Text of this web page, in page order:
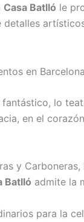
Casa Batlló le
detalles
lo
en el
y
Batlló admite la
para la